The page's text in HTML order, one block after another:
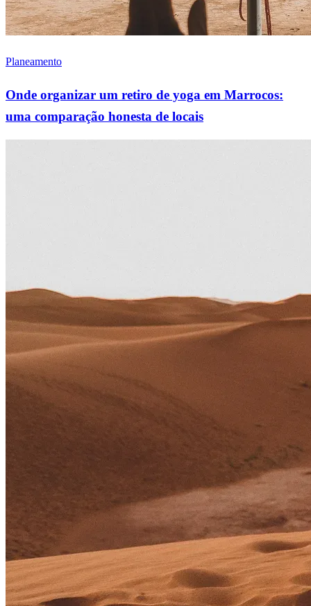
Planeamento
Onde organizar um retiro de yoga em Marrocos:
uma comparação honesta de locais